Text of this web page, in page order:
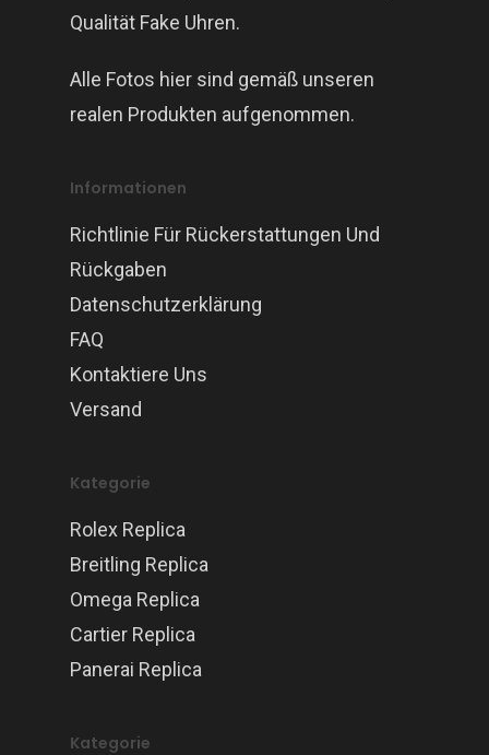
Qualität Fake Uhren.
Alle Fotos hier sind gemäß unseren
realen Produkten aufgenommen.
Informationen
Richtlinie Für Rückerstattungen Und
Rückgaben
Datenschutzerklärung
FAQ
Kontaktiere Uns
Versand
Kategorie
Rolex Replica
Breitling Replica
Omega Replica
Cartier Replica
Panerai Replica
Kategorie